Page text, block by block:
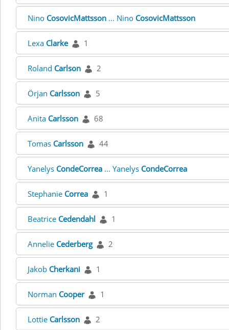
Nino CosovicMattsson ... Nino CosovicMattsson
Lexa Clarke 1
Roland Carlson 2
Örjan Carlsson 5
Anita Carlsson 68
Tomas Carlsson 44
Yanelys CondeCorrea ... Yanelys CondeCorrea
Stephanie Correa 1
Beatrice Cedendahl 1
Annelie Cederberg 2
Jakob Cherkani 1
Norman Cooper 1
Lottie Carlsson 2